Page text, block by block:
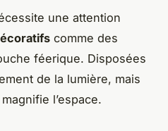
une attention
comme des
féerique. Disposées
de la lumière, mais
l’espace.